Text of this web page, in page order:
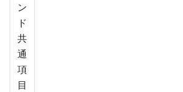
ン
ド
共
通
項
目